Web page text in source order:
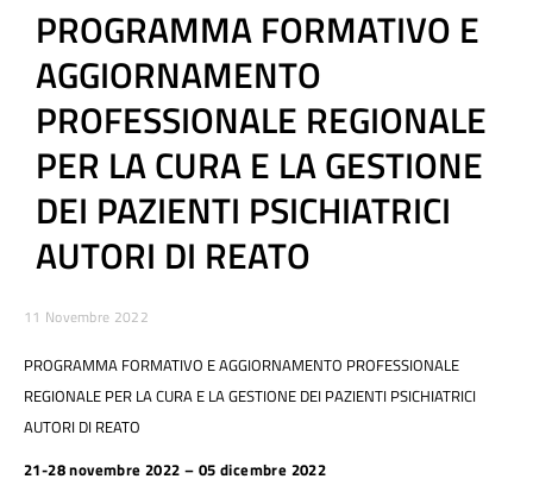
PROGRAMMA FORMATIVO E
AGGIORNAMENTO
PROFESSIONALE REGIONALE
PER LA CURA E LA GESTIONE
DEI PAZIENTI PSICHIATRICI
AUTORI DI REATO
11 Novembre 2022
PROGRAMMA FORMATIVO E AGGIORNAMENTO PROFESSIONALE
REGIONALE PER LA CURA E LA GESTIONE DEI PAZIENTI PSICHIATRICI
AUTORI DI REATO
21-28 novembre 2022 – 05 dicembre 2022